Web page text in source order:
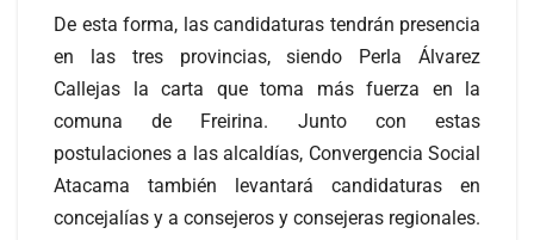
De esta forma, las candidaturas tendrán presencia
en las tres provincias, siendo Perla Álvarez
Callejas la carta que toma más fuerza en la
comuna de Freirina. Junto con estas
postulaciones a las alcaldías, Convergencia Social
Atacama también levantará candidaturas en
concejalías y a consejeros y consejeras regionales.